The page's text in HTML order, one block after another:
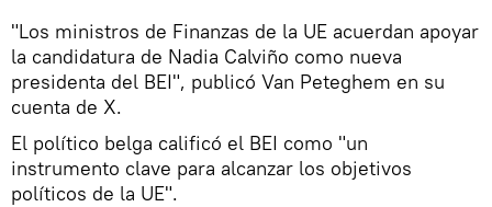
"Los ministros de Finanzas de la UE acuerdan apoyar
la candidatura de Nadia Calviño como nueva
presidenta del BEI", publicó Van Peteghem en su
cuenta de X.
El político belga calificó el BEI como "un
instrumento clave para alcanzar los objetivos
políticos de la UE".